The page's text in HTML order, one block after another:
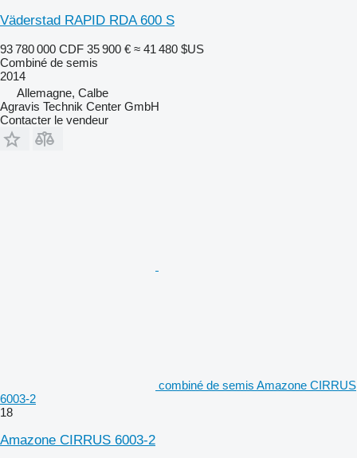
Väderstad RAPID RDA 600 S
93 780 000 CDF 35 900 € ≈ 41 480 $US
Combiné de semis
2014
Allemagne, Calbe
Agravis Technik Center GmbH
Contacter le vendeur
combiné de semis Amazone CIRRUS
6003-2
18
Amazone CIRRUS 6003-2